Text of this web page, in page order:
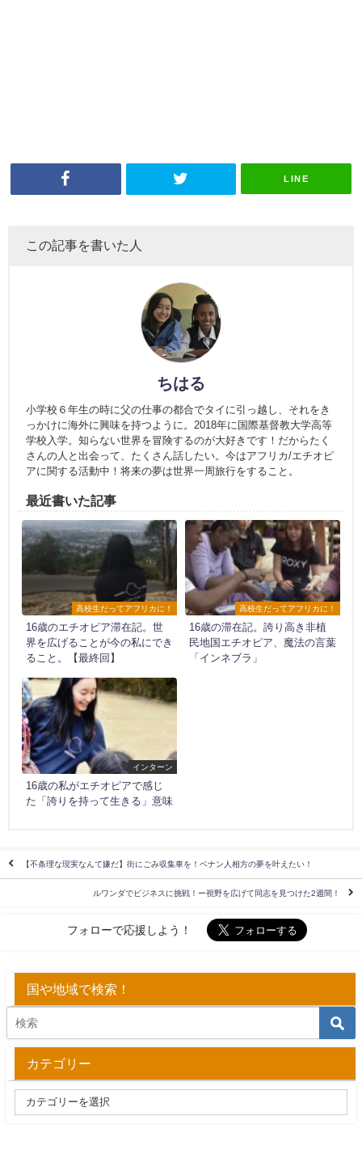
LINE
この記事を書いた人
ちはる
小学校６年生の時に父の仕事の都合でタイに引っ越し、それをき
っかけに海外に興味を持つように。2018年に国際基督教大学高等
学校入学。知らない世界を冒険するのが大好きです！だからたく
さんの人と出会って、たくさん話したい。今はアフリカ/エチオピ
アに関する活動中！将来の夢は世界一周旅行をすること。
最近書いた記事
高校生だってアフリカに！
16歳のエチオピア滞在記。世
界を広げることが今の私にでき
ること。【最終回】
高校生だってアフリカに！
16歳の滞在記。誇り高き非植
民地国エチオピア、魔法の言葉
「インネブラ」
インターン
16歳の私がエチオピアで感じ
た「誇りを持って生きる」意味
【不条理な現実なんて嫌だ】街にごみ収集車を！ベナン人相方の夢を叶えたい！
ルワンダでビジネスに挑戦！ー視野を広げて同志を見つけた2週間！
フォローで応援しよう！
国や地域で検索！
カテゴリー